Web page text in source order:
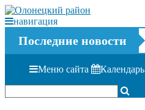
навигация
Последние новости
Меню сайта Календарь